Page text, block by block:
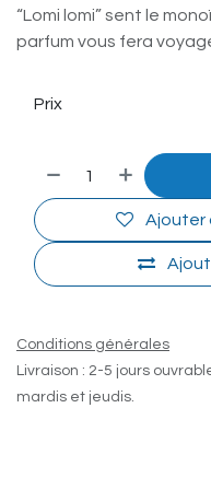
“Lomi lomi” sent le
parfum vous fera
Ajouter
Prix
Conditions générales
Livraison : 2-5 jours
mardis et jeudis.